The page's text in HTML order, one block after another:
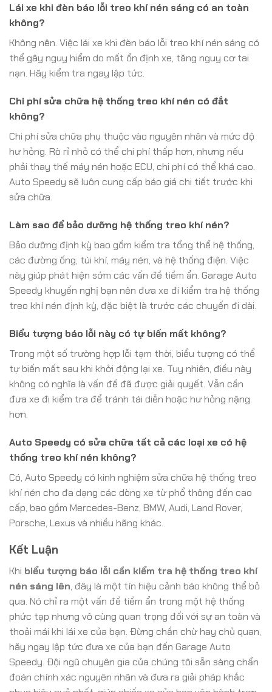
Lái xe khi đèn báo lỗi treo khí nén sáng có an toàn
không?
Không nên. Việc lái xe khi đèn báo lỗi treo khí nén sáng có
thể gây nguy hiểm do mất ổn định xe, tăng nguy cơ tai
nạn. Hãy kiểm tra ngay lập tức.
Chi phí sửa chữa hệ thống treo khí nén có đắt
không?
Chi phí sửa chữa phụ thuộc vào nguyên nhân và mức độ
hư hỏng. Rò rỉ nhỏ có thể chi phí thấp hơn, nhưng nếu
phải thay thế máy nén hoặc ECU, chi phí có thể khá cao.
Auto Speedy sẽ luôn cung cấp báo giá chi tiết trước khi
sửa chữa.
Làm sao để bảo dưỡng hệ thống treo khí nén?
Bảo dưỡng định kỳ bao gồm kiểm tra tổng thể hệ thống,
các đường ống, túi khí, máy nén, và hệ thống điện. Việc
này giúp phát hiện sớm các vấn đề tiềm ẩn. Garage Auto
Speedy khuyến nghị bạn nên đưa xe đi kiểm tra hệ thống
treo khí nén định kỳ, đặc biệt là trước các chuyến đi dài.
Biểu tượng báo lỗi này có tự biến mất không?
Trong một số trường hợp lỗi tạm thời, biểu tượng có thể
tự biến mất sau khi khởi động lại xe. Tuy nhiên, điều này
không có nghĩa là vấn đề đã được giải quyết. Vẫn cần
đưa xe đi kiểm tra để tránh tái diễn hoặc hư hỏng nặng
hơn.
Auto Speedy có sửa chữa tất cả các loại xe có hệ
thống treo khí nén không?
Có, Auto Speedy có kinh nghiệm sửa chữa hệ thống treo
khí nén cho đa dạng các dòng xe từ phổ thông đến cao
cấp, bao gồm Mercedes-Benz, BMW, Audi, Land Rover,
Porsche, Lexus và nhiều hãng khác.
Kết Luận
Khi biểu tượng báo lỗi cần kiểm tra hệ thống treo khí
nén sáng lên, đây là một tín hiệu cảnh báo không thể bỏ
qua. Nó chỉ ra một vấn đề tiềm ẩn trong một hệ thống
phức tạp nhưng vô cùng quan trọng đối với sự an toàn và
thoải mái khi lái xe của bạn. Đừng chần chừ hay chủ quan,
hãy ngay lập tức đưa xe của bạn đến Garage Auto
Speedy. Đội ngũ chuyên gia của chúng tôi sẵn sàng chẩn
đoán chính xác nguyên nhân và đưa ra giải pháp khắc